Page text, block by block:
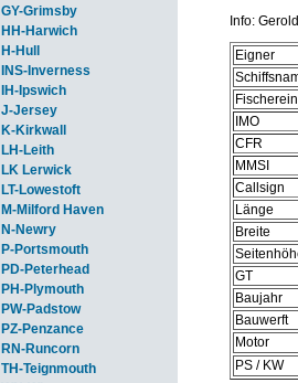
GY-Grimsby
HH-Harwich
H-Hull
INS-Inverness
IH-Ipswich
J-Jersey
K-Kirkwall
LH-Leith
LK Lerwick
LT-Lowestoft
M-Milford Haven
N-Newry
P-Portsmouth
PD-Peterhead
PH-Plymouth
PW-Padstow
PZ-Penzance
RN-Runcorn
TH-Teignmouth
Info:
Eigner
IMO
CFR
MMSI
Callsign
Länge
Breite
GT
Baujahr
Bauwerft
Motor
PS / KW